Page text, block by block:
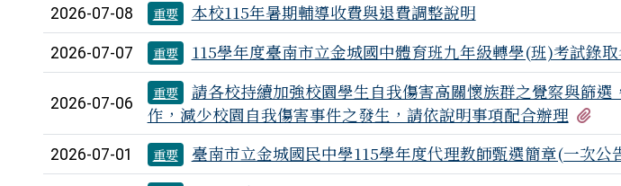
2026-07-08 重要 本校115年暑期輔導收費與退費調整說明
2026-07-07 重要 115學年度臺南市立金城國中體育班九年級轉學(班)考試錄
2026-07-06
重要
請各校持續加強校園學生自我傷害高關懷族群之覺察與篩選
作，減少校園自我傷害事件之發生，請依說明事項配合辦理
2026-07-01 重要 臺南市立金城國民中學115學年度代理教師甄選簡章(一次公